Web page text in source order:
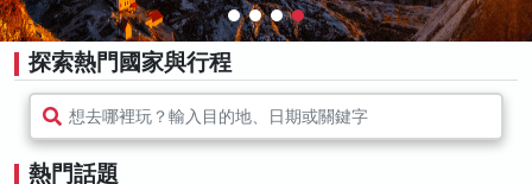
探索熱門國家與行程
想去哪裡玩？輸入目的地、日期或關鍵字
熱門話題